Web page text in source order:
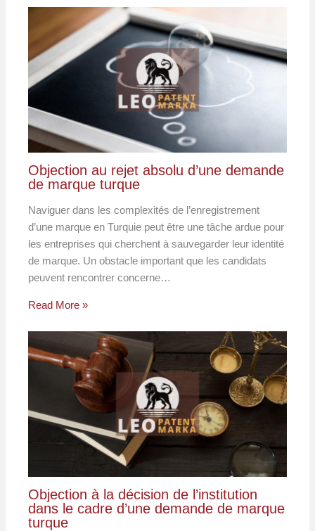
Objection au rejet absolu d’une demande
de marque turque
Naviguer dans les complexités de l’enregistrement
d’une marque en Turquie peut être une tâche ardue pour
les entreprises qui cherchent à sauvegarder leur identité
de marque. Un obstacle important que les candidats
peuvent rencontrer concerne…
Read More »
Objection à la décision de l’institution
dans le cadre d’une demande de marque
turque